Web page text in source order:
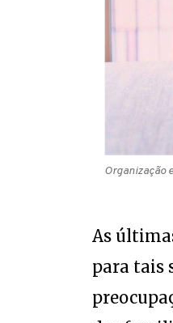
Organização
para
dos